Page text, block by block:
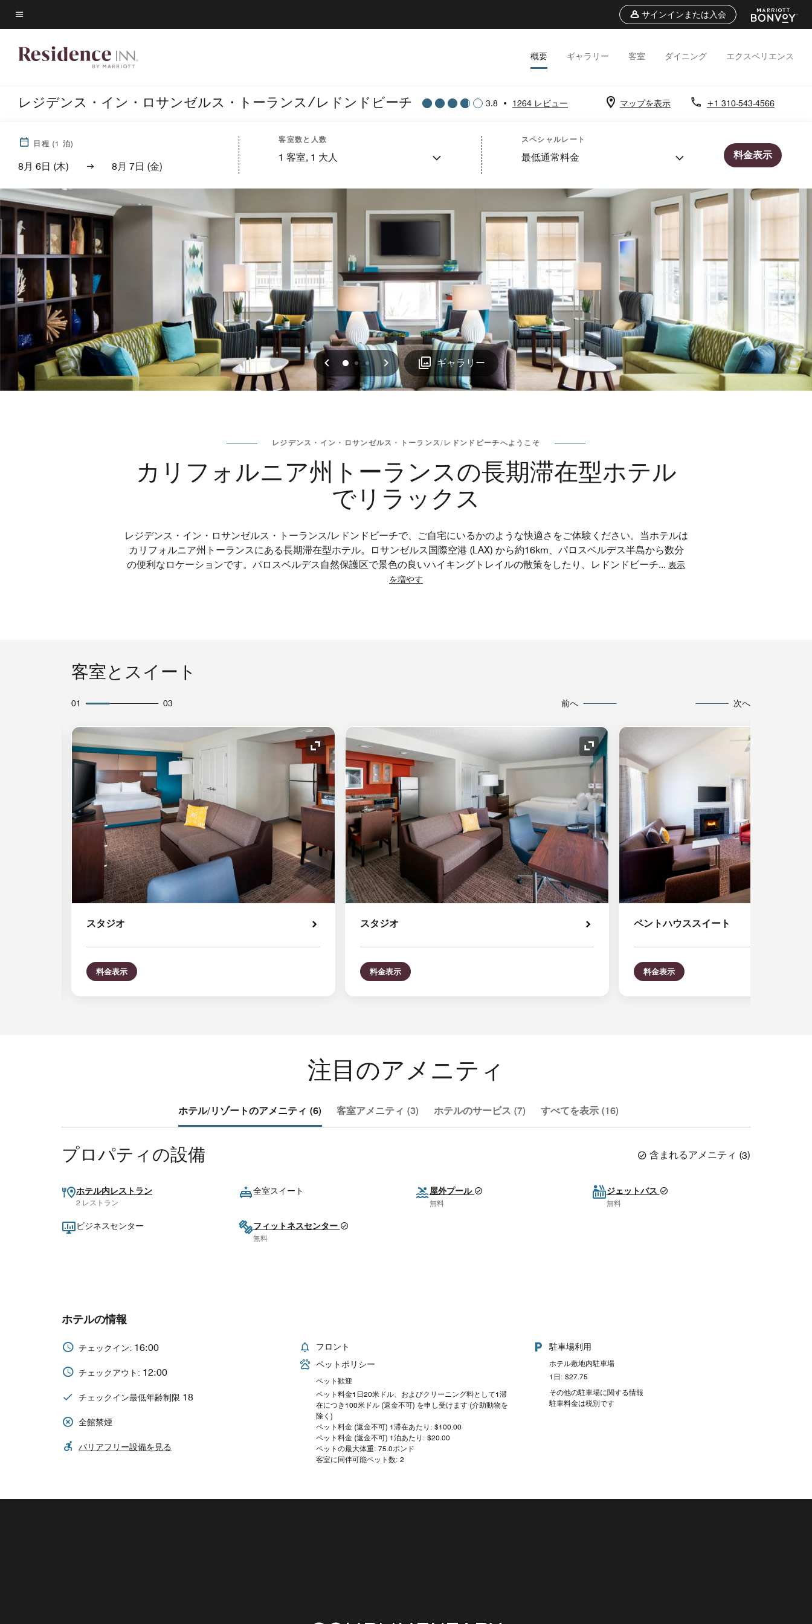
Skip
to
content
メニューのテキスト
サインインまたは入会
概要 ギャラリー 客室 ダイニング エクスペリエンス
レジデンス・イン・ロサンゼルス・トーランス/レドンドビーチ 3.8 • 1264 レビュー マップを表示 +1 310-543-4566
日程 (1 泊)
8月 6日 (木) 8月 7日 (金)
客室数と人数
1 客室, 1 大人
スペシャルレート
最低通常料金 料金表示
戻る
0 12 次へ ギャラリー
レジデンス・イン・ロサンゼルス・トーランス/レドンドビーチへようこそ
カリフォルニア州トーランスの長期滞在型ホテル
でリラックス
レジデンス・イン・ロサンゼルス・トーランス/レドンドビーチで、ご自宅にいるかのような快適さをご体験ください。当ホテルは
カリフォルニア州トーランスにある長期滞在型ホテル。ロサンゼルス国際空港 (LAX) から約16km、パロスベルデス半島から数分
の便利なロケーションです。パロスベルデス自然保護区で景色の良いハイキングトレイルの散策をしたり、レドンドビーチ... 表示
を増やす
客室とスイート
01 03 前へ 次へ
アイコンの拡大 アイコンの拡大
スタジオ
料金表示
アイコンの拡大
スタジオ
料金表示
ペントハウススイート
料金表示
注目のアメニティ
ホテル/リゾートのアメニティ (6) 客室アメニティ (3) ホテルのサービス (7) すべてを表示 (16)
プロパティの設備 含まれるアメニティ (3)
ホテル内レストラン
2 レストラン
全室スイート 屋外プール
無料
ジェットバス
無料
ビジネスセンター フィットネスセンター
無料
ホテルの情報
チェックイン: 16:00
チェックアウト: 12:00
チェックイン最低年齢制限 18
全館禁煙
バリアフリー設備を見る
フロント
ペットポリシー
ペット歓迎
ペット料金1日20米ドル、およびクリーニング料として1滞
在につき100米ドル (返金不可) を申し受けます (介助動物を
除く)
ペット料金 (返金不可) 1滞在あたり: $100.00
ペット料金 (返金不可) 1泊あたり: $20.00
ペットの最大体重: 75.0ポンド
客室に同伴可能ペット数: 2
駐車場利用
ホテル敷地内駐車場
1日: $27.75
その他の駐車場に関する情報
駐車料金は税別です